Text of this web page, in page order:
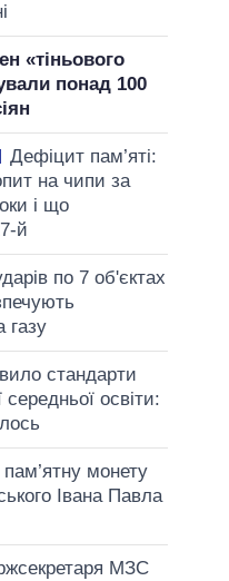
«тіньового
понад 100
Дефіцит пам’яті:
на чипи за
і що
й
по 7 об'єктах
газу
стандарти
середньої освіти:
монету
Івана Павла
МЗС